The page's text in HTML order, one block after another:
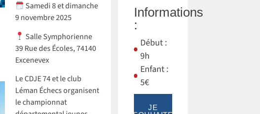
Samedi 8 et dimanche
9 novembre 2025
Salle Symphorienne
39 Rue des Écoles, 74140
Excenevex
Le CDJE 74 et le club
Léman Échecs organisent
le championnat
Informations
:
Début :
9h
Enfant :
5€
JE